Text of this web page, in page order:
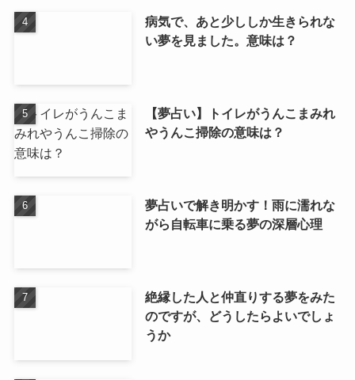
病気で、あと少ししか生きられな
い夢を見ました。意味は？
【夢占い】トイレがうんこまみれ
やうんこ掃除の意味は？
夢占いで解き明かす！雨に濡れな
がら自転車に乗る夢の深層心理
絶縁した人と仲直りする夢をみた
のですが、どうしたらよいでしょ
うか